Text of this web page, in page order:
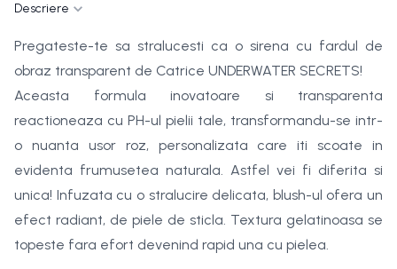
Descriere
Pregateste-te sa stralucesti ca o sirena cu fardul de
obraz transparent de Catrice UNDERWATER SECRETS!
Aceasta formula inovatoare si transparenta
reactioneaza cu PH-ul pielii tale, transformandu-se intr-
o nuanta usor roz, personalizata care iti scoate in
evidenta frumusetea naturala. Astfel vei fi diferita si
unica! Infuzata cu o stralucire delicata, blush-ul ofera un
efect radiant, de piele de sticla. Textura gelatinoasa se
topeste fara efort devenind rapid una cu pielea.